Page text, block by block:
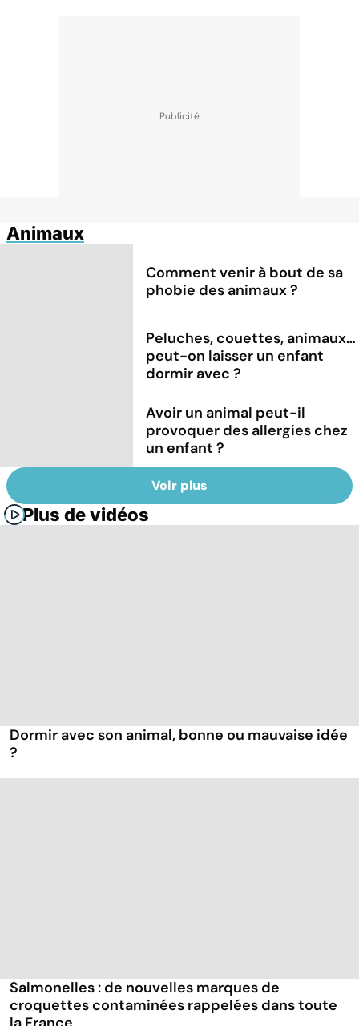
Animaux
Comment venir à bout de sa
phobie des animaux ?
Peluches, couettes, animaux…
peut-on laisser un enfant
dormir avec ?
Avoir un animal peut-il
provoquer des allergies chez
un enfant ?
Voir plus
Plus de vidéos
Dormir avec son animal, bonne ou mauvaise idée
?
Salmonelles : de nouvelles marques de
croquettes contaminées rappelées dans toute